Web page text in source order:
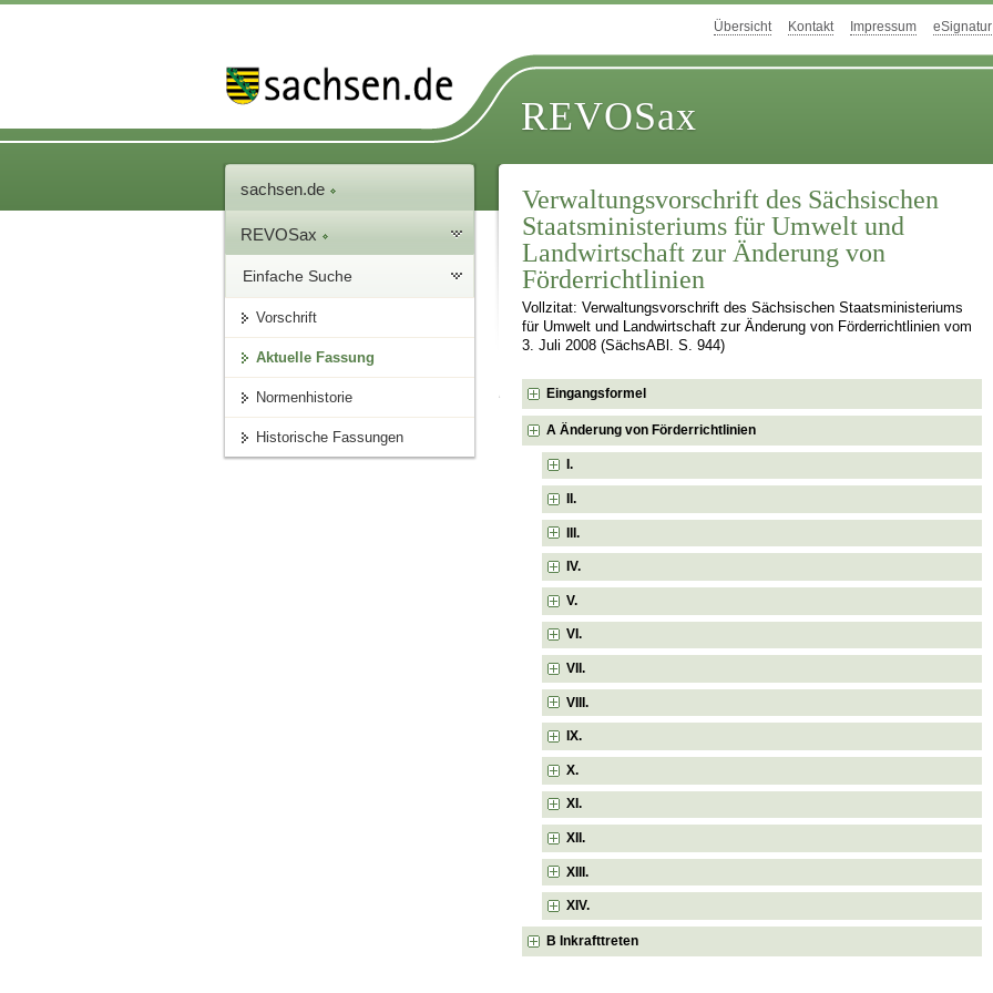
Übersicht Kontakt Impressum eSignatur
REVOSax
sachsen.de
REVOSax
Einfache Suche
Vorschrift
Aktuelle Fassung
Normenhistorie
Historische Fassungen
Verwaltungsvorschrift des Sächsischen
Staatsministeriums für Umwelt und
Landwirtschaft zur Änderung von
Förderrichtlinien
Vollzitat: Verwaltungsvorschrift des Sächsischen Staatsministeriums
für Umwelt und Landwirtschaft zur Änderung von Förderrichtlinien vom
3. Juli 2008 (SächsABl. S. 944)
Eingangsformel
A Änderung von Förderrichtlinien
I.
II.
III.
IV.
V.
VI.
VII.
VIII.
IX.
X.
XI.
XII.
XIII.
XIV.
B Inkrafttreten